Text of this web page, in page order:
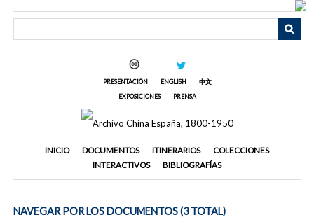
PRESENTACIÓN ENGLISH
中文
EXPOSICIONES
PRENSA
INICIO DOCUMENTOS ITINERARIOS
COLECCIONES
INTERACTIVOS
BIBLIOGRAFÍAS
NAVEGAR POR LOS DOCUMENTOS (3 TOTAL)